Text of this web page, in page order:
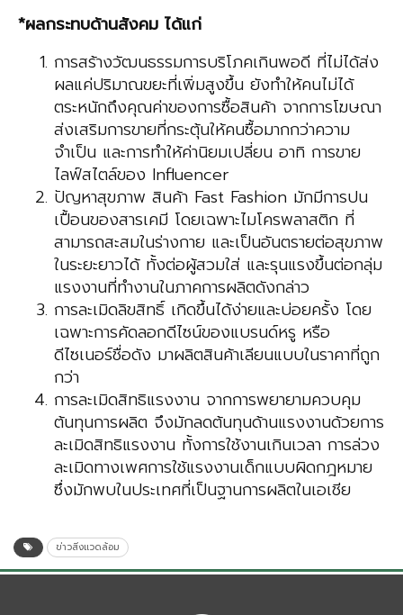
*ผลกระทบด้านสังคม ได้แก่
การสร้างวัฒนธรรมการบริโภคเกินพอดี ที่ไม่ได้ส่ง
ผลแค่ปริมาณขยะที่เพิ่มสูงขึ้น ยังทำให้คนไม่ได้
ตระหนักถึงคุณค่าของการซื้อสินค้า จากการโฆษณา
ส่งเสริมการขายที่กระตุ้นให้คนซื้อมากกว่าความ
จำเป็น และการทำให้ค่านิยมเปลี่ยน อาทิ การขาย
ไลฟ์สไตล์ของ Influencer
ปัญหาสุขภาพ สินค้า Fast Fashion มักมีการปน
เปื้อนของสารเคมี โดยเฉพาะไมโครพลาสติก ที่
สามารถสะสมในร่างกาย และเป็นอันตรายต่อสุขภาพ
ในระยะยาวได้ ทั้งต่อผู้สวมใส่ และรุนแรงขึ้นต่อกลุ่ม
แรงงานที่ทำงานในภาคการผลิตดังกล่าว
การละเมิดลิขสิทธิ์ เกิดขึ้นได้ง่ายและบ่อยครั้ง โดย
เฉพาะการคัดลอกดีไซน์ของแบรนด์หรู หรือ
ดีไซเนอร์ชื่อดัง มาผลิตสินค้าเลียนแบบในราคาที่ถูก
กว่า
การละเมิดสิทธิแรงงาน จากการพยายามควบคุม
ต้นทุนการผลิต จึงมักลดต้นทุนด้านแรงงานด้วยการ
ละเมิดสิทธิแรงงาน ทั้งการใช้งานเกินเวลา การล่วง
ละเมิดทางเพศการใช้แรงงานเด็กแบบผิดกฎหมาย
ซึ่งมักพบในประเทศที่เป็นฐานการผลิตในเอเชีย
ข่าวสิ่งแวดล้อม